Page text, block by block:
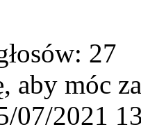
27
aby móc
07/2021